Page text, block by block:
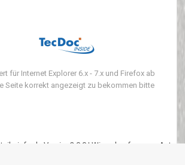
für Internet Explorer 6.x - 7.x und Firefox ab
Seite korrekt angezeigt zu bekommen bitte
info.de Version3.0.0 | Wir verkaufen neue Auto